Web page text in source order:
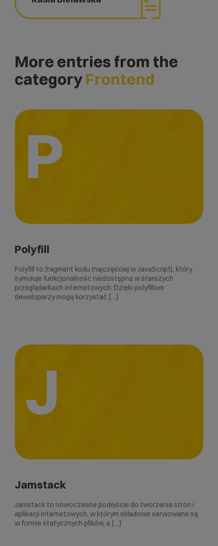
More entries from the
categoryFrontend
P
Polyfill
Polyfill to fragment kodu (najczęściej w JavaScript), który
symuluje funkcjonalność niedostępną w starszych
przeglądarkach internetowych. Dzięki polyfillom
deweloperzy mogą korzystać […]
J
Jamstack
Jamstack to nowoczesne podejście do tworzenia stron i
aplikacji internetowych, w którym składowe serwowane są
w formie statycznych plików, a […]